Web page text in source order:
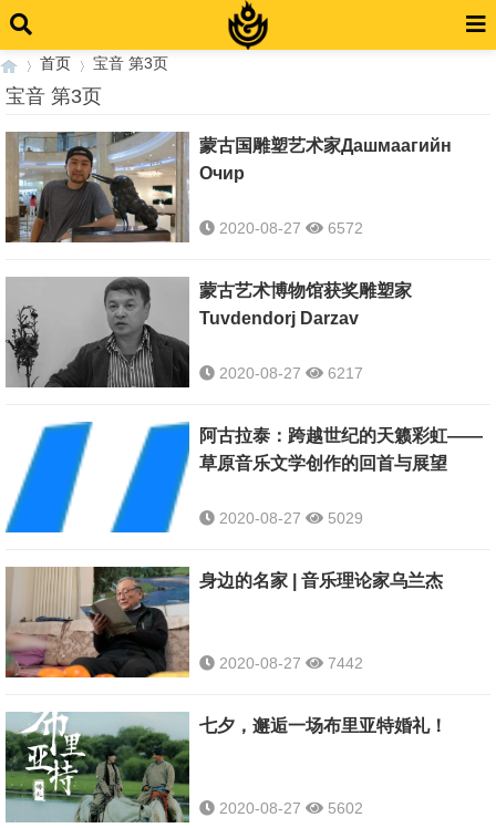
›
首页
›
宝音 第3页
宝音 第3页
蒙古国雕塑艺术家Дашмаагийн
Очир
2020-08-27 6572
蒙古艺术博物馆获奖雕塑家
Tuvdendorj Darzav
2020-08-27 6217
阿古拉泰：跨越世纪的天籁彩虹——
草原音乐文学创作的回首与展望
2020-08-27 5029
身边的名家 | 音乐理论家乌兰杰
2020-08-27 7442
七夕，邂逅一场布里亚特婚礼！
2020-08-27 5602